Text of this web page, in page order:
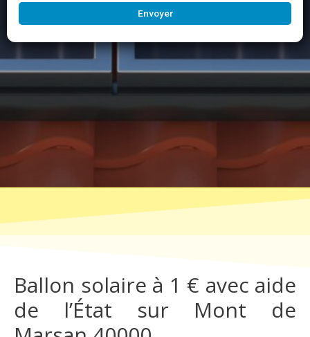
Envoyer
Ballon solaire à 1 € avec aide
de l’État sur Mont de